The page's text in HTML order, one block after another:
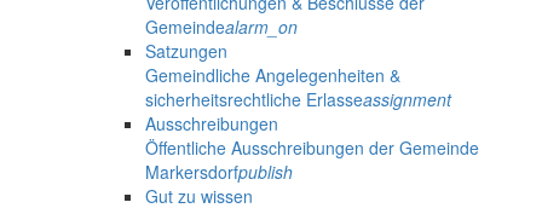
Gemeindealarm_on
Satzungen
Gemeindliche Angelegenheiten &
sicherheitsrechtliche Erlasseassignment
Ausschreibungen
Öffentliche Ausschreibungen der Gemeinde
Markersdorfpublish
Gut zu wissen